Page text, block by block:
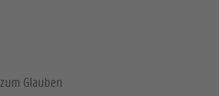
Glauben